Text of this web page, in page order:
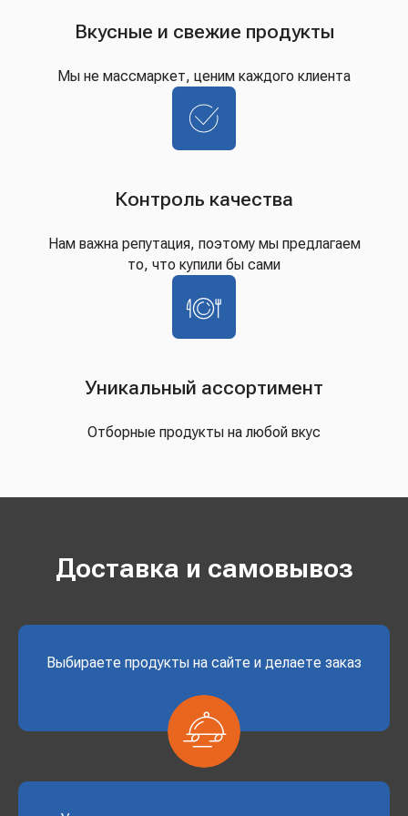
Вкусные и свежие продукты
Мы не массмаркет, ценим каждого клиента
Контроль качества
Нам важна репутация, поэтому мы предлагаем
то, что купили бы сами
Уникальный ассортимент
Отборные продукты на любой вкус
Доставка и самовывоз
Выбираете продукты на сайте и делаете заказ